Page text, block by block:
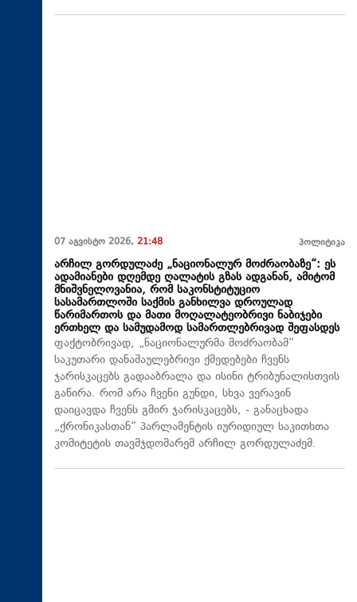
07 აგვისტო 2026, 21:48 პოლიტიკა
არჩილ გორდულაძე „ნაციონალურ მოძრაობაზე“: ეს
ადამიანები დღემდე ღალატის გზას ადგანან, ამიტომ
მნიშვნელოვანია, რომ საკონსტიტუციო
სასამართლოში საქმის განხილვა დროულად
წარიმართოს და მათი მოღალატეობრივი ნაბიჯები
ერთხელ და სამუდამოდ სამართლებრივად შეფასდეს
ფაქტობრივად, „ნაციონალურმა მოძრაობამ“
საკუთარი დანაშაულებრივი ქმედებები ჩვენს
ჯარისკაცებს გადააბრალა და ისინი ტრიბუნალისთვის
გაწირა. რომ არა ჩვენი გუნდი, სხვა ვერავინ
დაიცავდა ჩვენს გმირ ჯარისკაცებს, - განაცხადა
„ქრონიკასთან“ პარლამენტის იურიდიულ საკითხთა
კომიტეტის თავმჯდომარემ არჩილ გორდულაძემ.